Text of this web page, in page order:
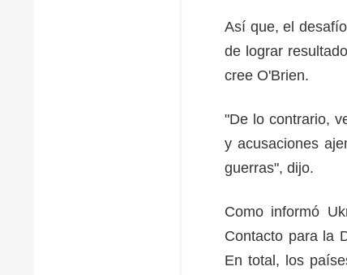
Así que, el
de lograr
cree O'Brien.
"De lo contrario,
y acusaciones
guerras", dijo.
Como informó
Contacto para la
En total, los